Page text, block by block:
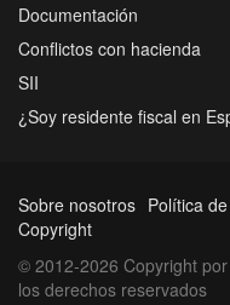
Documentación
Conflictos con hacienda
SII
¿Soy residente fiscal en
Sobre nosotros Política
Copyright
© 2012-2026 Copyright
los derechos reservados